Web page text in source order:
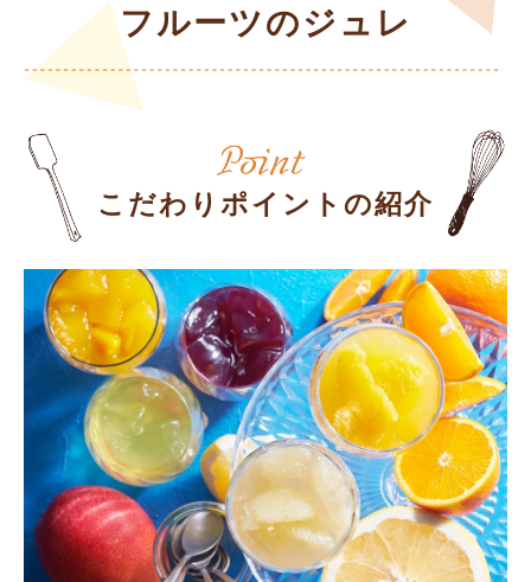
フルーツのジュレ
こだわりポイントの紹介